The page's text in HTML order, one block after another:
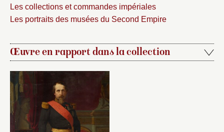
Les collections et commandes impériales
Les portraits des musées du Second Empire
Œuvre en rapport dans la collection